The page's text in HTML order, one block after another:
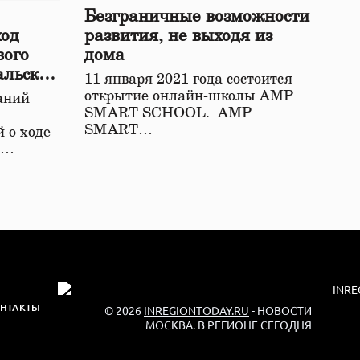
о ходе
Безграничные возможности
развития, не выходя из
дома
11 января 2021 года состоится
открытие онлайн-школы АМР
SMART SCHOOL. АМР
SMART…
© 2026 INREGIONTODAY.RU - НОВОСТИ
МОСКВА. В РЕГИОНЕ СЕГОДНЯ